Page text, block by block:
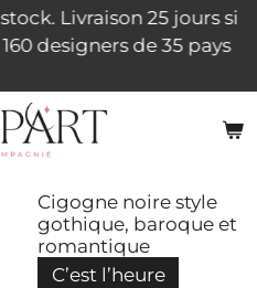
Livraison 25 jours si
designers de 35 pays
Cigogne noire style
gothique, baroque et
romantique
C’est l’heure